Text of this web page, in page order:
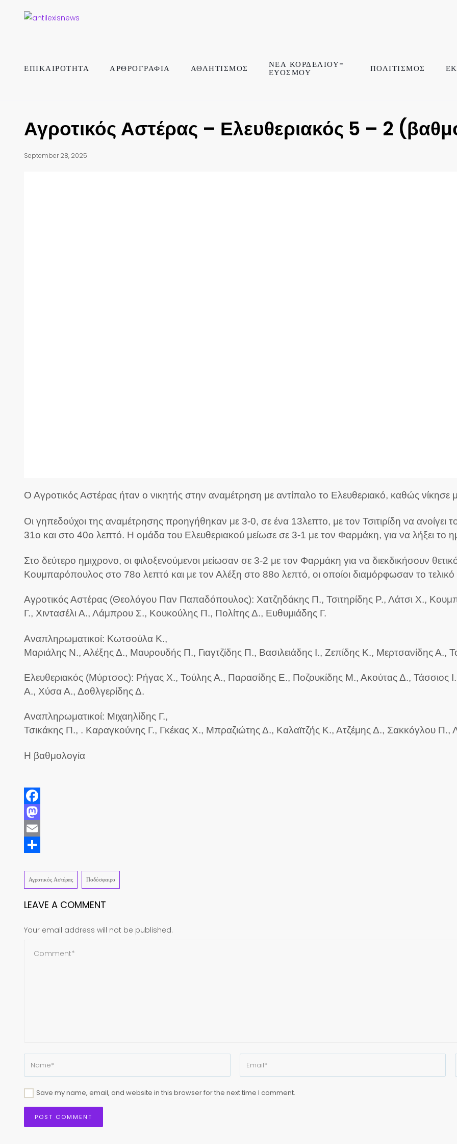
ΕΠΙΚΑΙΡΟΤΗΤΑ ΑΡΘΡΟΓΡΑΦΙΑ ΑΘΛΗΤΙΣΜΟΣ ΝΕΑ ΚΟΡΔΕΛΙΟΥ-
ΕΥΟΣΜΟΥ ΠΟΛΙΤΙΣΜΟΣ
Αγροτικός Αστέρας – Ελευθεριακός 5 – 2
September 28, 2025
Ο Αγροτικός Αστέρας ήταν ο νικητής στην αναμέτρηση με αντίπαλο το Ελευθεριακό, καθώς νίκησε
Οι γηπεδούχοι της αναμέτρησης προηγήθηκαν με 3-0, σε ένα 13λεπτο, με τον Τσιτιρίδη να ανοίγει
31ο και στο 40ο λεπτό. Η ομάδα του Ελευθεριακού μείωσε σε 3-1 με τον Φαρμάκη, για να λήξει το
Στο δεύτερο ημιχρονο, οι φιλοξενούμενοι μείωσαν σε 3-2 με τον Φαρμάκη για να διεκδικήσουν
Κουμπαρόπουλος στο 78ο λεπτό και με τον Αλέξη στο 88ο λεπτό, οι οποίοι διαμόρφωσαν το
Αγροτικός Αστέρας (Θεολόγου Παν Παπαδόπουλος): Χατζηδάκης Π., Τσιτηρίδης Ρ., Λάτσι Χ.,
Γ., Χιντασέλι Α., Λάμπρου Σ., Κουκούλης Π., Πολίτης Δ., Ευθυμιάδης Γ.
Αναπληρωματικοί: Κωτσούλα Κ.,
Μαριάλης Ν., Αλέξης Δ., Μαυρουδής Π., Γιαγτζίδης Π., Βασιλειάδης Ι., Ζεπίδης Κ., Μερτσανίδης Α.,
Ελευθεριακός (Μύρτσος): Ρήγας Χ., Τούλης Α., Παρασίδης Ε., Ποζουκίδης Μ., Ακούτας Δ., Τάσσιος
Α., Χύσα Α., Δοθλγερίδης Δ.
Αναπληρωματικοί: Μιχαηλίδης Γ.,
Τσικάκης Π., . Καραγκούνης Γ., Γκέκας Χ., Μπραζιώτης Δ., Καλαϊτζής Κ., Ατζέμης Δ., Σακκόγλου Π.,
Η βαθμολογία
Facebook
Mastodon
Email
Αγροτικός Αστέρας Ποδόσφαιρο
LEAVE A COMMENT
Your email address will not be published.
Save my name, email, and website in this browser for the next time I comment.